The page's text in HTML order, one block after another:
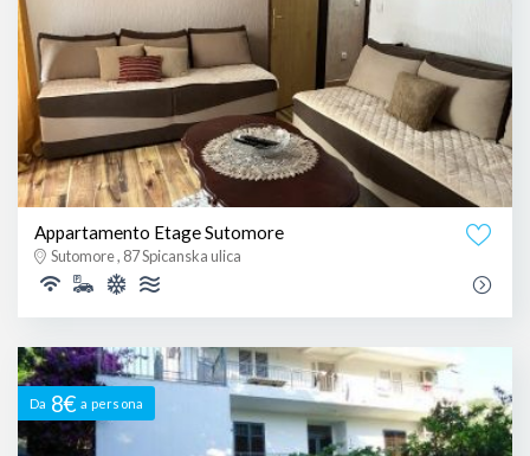
Appartamento Etage Sutomore
Sutomore , 87 Spicanska ulica
Da 8€ a persona